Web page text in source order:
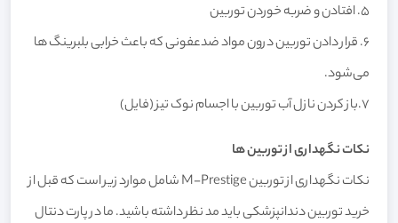
5. افتادن و ضربه خوردن توربین
6. قرار دادن توربین درون مواد ضدعفونی که باعث خرابی بلبرینگ ها
می‌شود.
۷.باز کردن نازل آب توربین با اجسام نوک تیز (فایل)
نکات نگهداری از توربین ها
نکات نگهداری از توربین M-Prestige شامل موارد زیر است که قبل از
خرید توربین دندانپزشکی باید مد نظر داشته باشید. ما در پارت دنتال